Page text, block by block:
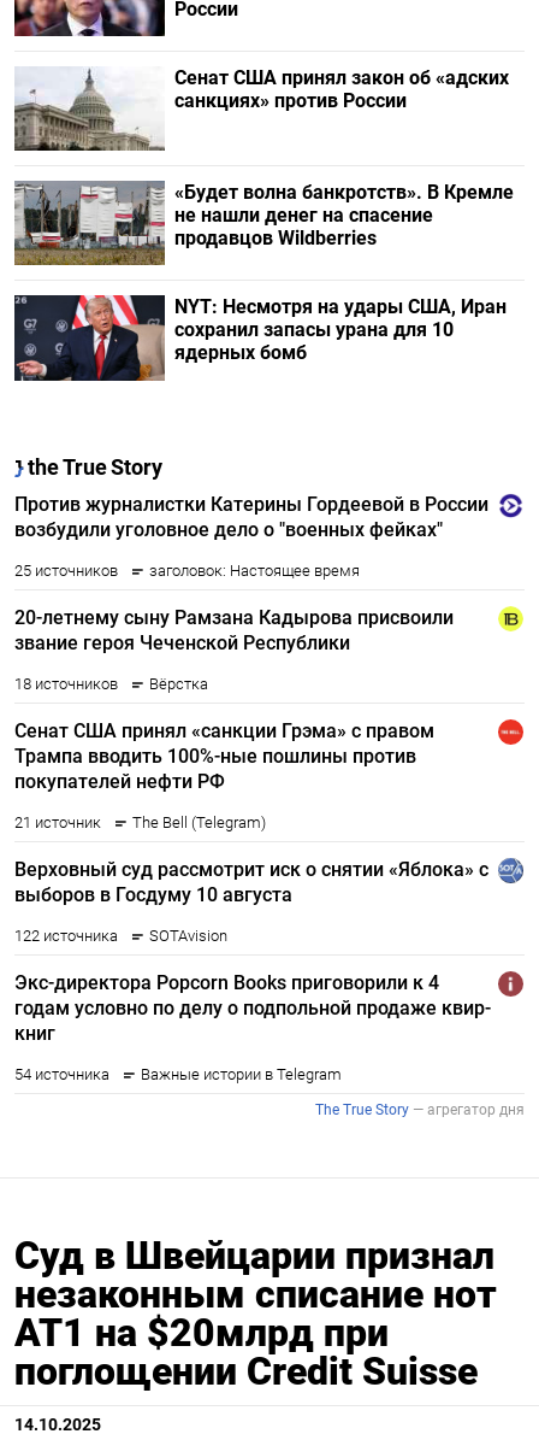
России
Сенат США принял закон об «адских
санкциях» против России
«Будет волна банкротств». В Кремле
не нашли денег на спасение
продавцов Wildberries
NYT: Несмотря на удары США, Иран
сохранил запасы урана для 10
ядерных бомб
Суд в Швейцарии признал
незаконным списание нот
AT1 на $20млрд при
поглощении Credit Suisse
14.10.2025